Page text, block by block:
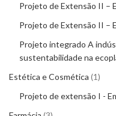
Projeto de Extensão II –
Projeto de Extensão II –
Projeto integrado A
sustentabilidade na
Estética e Cosmética 1
Projeto de extensão I -